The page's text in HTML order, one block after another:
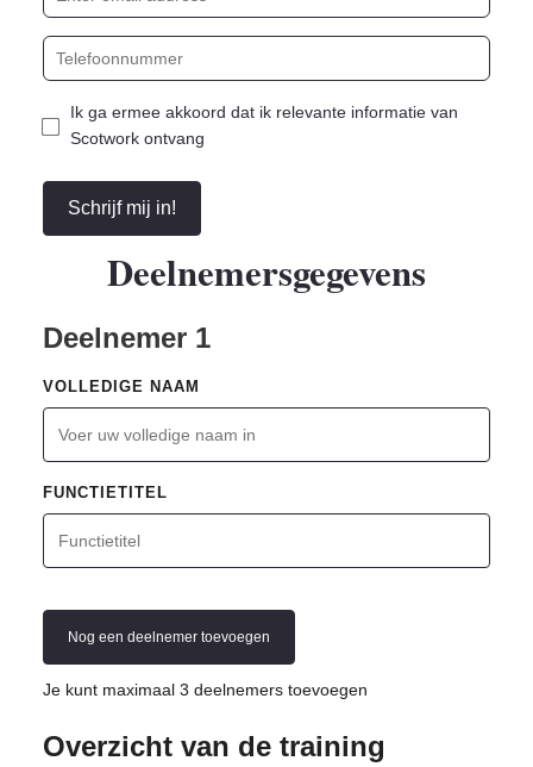
Ik ga ermee akkoord dat ik relevante informatie van
Scotwork ontvang
Schrijf mij in!
Deelnemersgegevens
Deelnemer 1
VOLLEDIGE NAAM
FUNCTIETITEL
Nog een deelnemer toevoegen
Je kunt maximaal 3 deelnemers toevoegen
Overzicht van de training